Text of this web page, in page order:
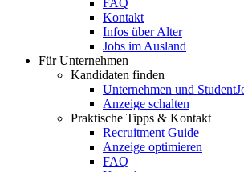
FAQ
Kontakt
Infos über Alter
Jobs im Ausland
Für Unternehmen
Kandidaten finden
Unternehmen und
Anzeige schalten
Praktische Tipps & Kontakt
Recruitment Guide
Anzeige optimieren
FAQ